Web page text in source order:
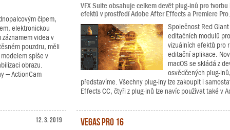
čipem,
elektronickou
videa v
pouzdru, měli
spíše v
obrazu.
– ActionCam
VFX Suite obsahuje celkem devět plug-inů pro
efektů v prostředí Adobe After Effects a Premiere Pro.
Společnost Red
editačních modulů
vizuálních efektů pro
editační aplikace.
macOS se skládá z
osvědčených plug-
představíme. Všechny plug-iny lze zakoupit i
Effects CC, čtyři z plug-inů lze navíc používat také v
12. 3. 2019 Vegas Pro 16